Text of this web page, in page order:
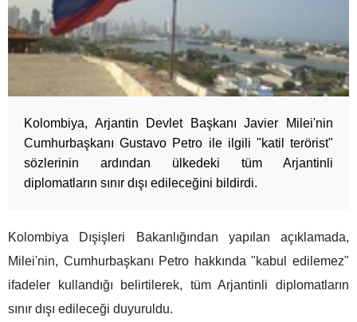
Kolombiya, Arjantin Devlet Başkanı Javier Milei'nin
Cumhurbaşkanı Gustavo Petro ile ilgili "katil terörist"
sözlerinin ardından ülkedeki tüm Arjantinli
diplomatların sınır dışı edileceğini bildirdi.
Kolombiya Dışişleri Bakanlığından yapılan açıklamada,
Milei'nin, Cumhurbaşkanı Petro hakkında "kabul edilemez"
ifadeler kullandığı belirtilerek, tüm Arjantinli diplomatların
sınır dışı edileceği duyuruldu.